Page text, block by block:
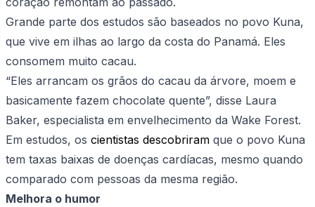
Grande parte dos estudos são baseados no povo Kuna,
que vive em ilhas ao largo da costa do Panamá. Eles
consomem muito cacau.
“Eles arrancam os grãos do cacau da árvore, moem e
basicamente fazem chocolate quente”, disse Laura
Baker, especialista em envelhecimento da Wake Forest.
Em estudos, os cientistas descobriram que o povo Kuna
tem taxas baixas de doenças cardíacas, mesmo quando
comparado com pessoas da mesma região.
Melhora o humor